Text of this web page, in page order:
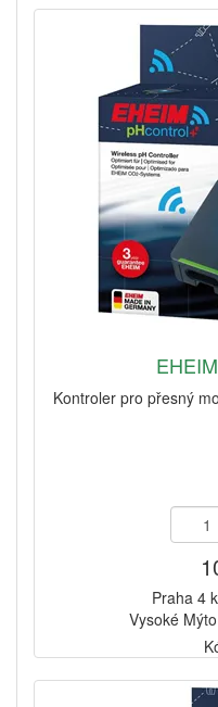
Kontroler pro přesný
Praha 4
Vysoké